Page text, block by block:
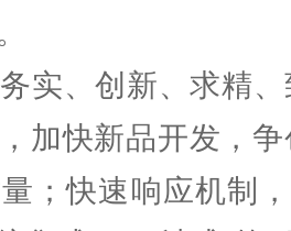
务实、创新、求精
加快新品开发，
；快速响应机制